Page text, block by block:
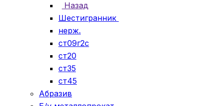
Назад
Шестигранник
нерж.
ст09г2с
ст20
ст35
ст45
Абразив